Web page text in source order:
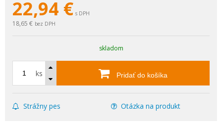
22,94 € s DPH
18,65 € bez DPH
skladom
ks Pridať do košíka
Strážny pes Otázka na produkt